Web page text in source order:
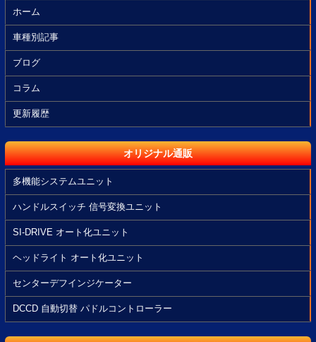
ホーム
車種別記事
ブログ
コラム
更新履歴
オリジナル通販
多機能システムユニット
ハンドルスイッチ 信号変換ユニット
SI-DRIVE オート化ユニット
ヘッドライト オート化ユニット
センターデフインジケーター
DCCD 自動切替 パドルコントローラー